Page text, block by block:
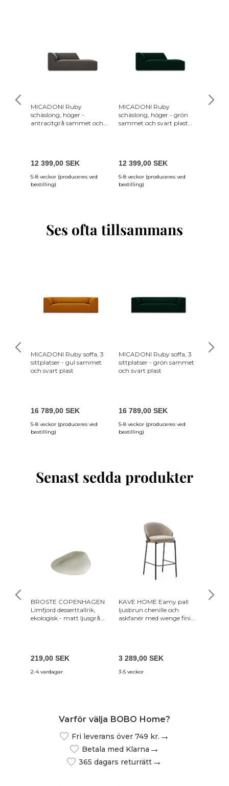
MICADONI Ruby
schäslong, höger -
antracitgrå sammet och
12 399,00 SEK
5-8 veckor (produceres ved
bestilling)
MICADONI Ruby
schäslong, höger - grön
sammet och svart plast
12 399,00 SEK
5-8 veckor (produceres ved
bestilling)
Ses ofta tillsammans
MICADONI Ruby soffa, 3
sittplatser - gul sammet
och svart plast
16 789,00 SEK
5-8 veckor (produceres ved
bestilling)
MICADONI Ruby soffa, 3
sittplatser - grön sammet
och svart plast
16 789,00 SEK
5-8 veckor (produceres ved
bestilling)
Senast sedda produkter
BROSTE COPENHAGEN
Limfjord desserttallrik,
ekologisk - matt ljusgrå
219,00 SEK
2-4 vardagar
KAVE HOME Eamy pall
ljusbrun chenille och
askfanér med wenge finish
3 289,00 SEK
3-5 veckor
Nola
Varför välja BOBO Home?
Fri leverans över 749 kr.
Betala med Klarna
365 dagars returrätt